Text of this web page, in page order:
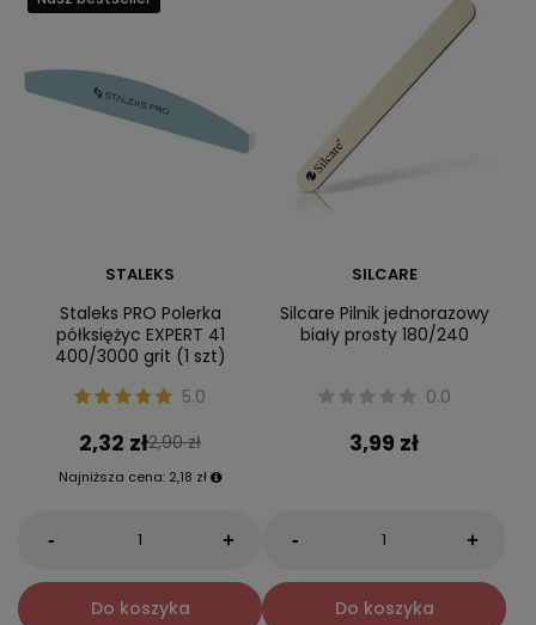
STALEKS
Staleks PRO Polerka
półksiężyc EXPERT 41
400/3000 grit (1 szt)
5.0
2,32 zł2,90 zł
Najniższa cena: 2,18 zł
- +
Do koszyka
SILCARE
Silcare Pilnik jednorazowy
biały prosty 180/240
0.0
3,99 zł
- +
Do koszyka